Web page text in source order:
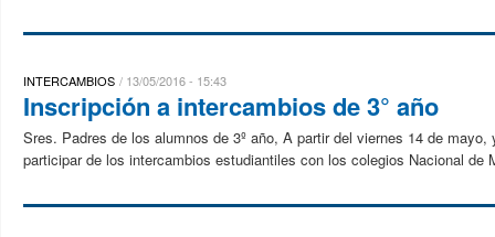
INTERCAMBIOS 13/05/2016 - 15:43
Inscripción a intercambios de 3° año
Sres. Padres de los alumnos de 3º año, A partir del viernes 14 de
participar de los intercambios estudiantiles con los colegios Nacional de